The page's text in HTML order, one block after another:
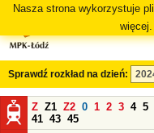
Nasza strona wykorzystuje
więcej.
Sprawdź rozkład na dzień:
Z Z1 Z2 0 1 2 3 4 5
41 43 45